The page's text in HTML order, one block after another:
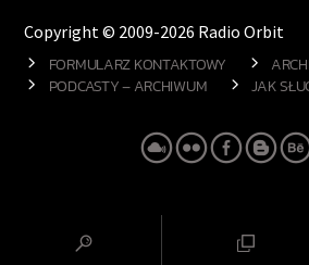
Copyright © 2009-2026 Radio Orbit
FORMULARZ KONTAKTOWY
PODCASTY – ARCHIWUM
JAK